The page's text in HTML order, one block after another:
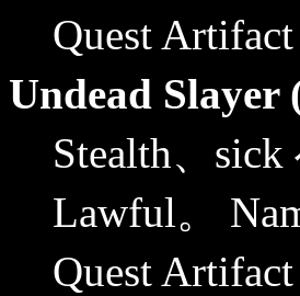
Quest
Undead
Stealth、
Lawful。
Quest